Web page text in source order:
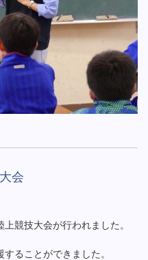
会
競技大会が行われました。
ることができました。